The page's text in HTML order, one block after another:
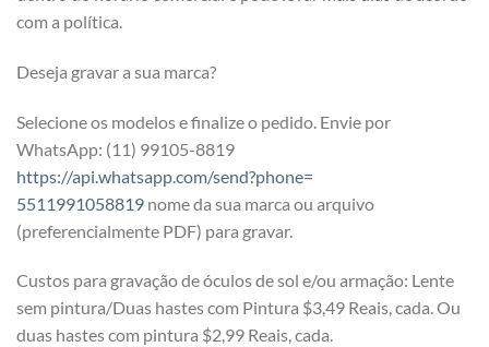
com a política.
Deseja gravar a sua marca?
Selecione os modelos e finalize o pedido. Envie por
WhatsApp: (11) 99105-8819
https://api.whatsapp.com/send?phone=
5511991058819 nome da sua marca ou arquivo
(preferencialmente PDF) para gravar.
Custos para gravação de óculos de sol e/ou armação: Lente
sem pintura/Duas hastes com Pintura $3,49 Reais, cada. Ou
duas hastes com pintura $2,99 Reais, cada.